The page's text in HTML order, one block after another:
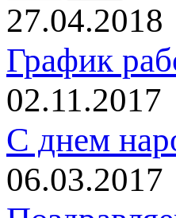
27.04.2018
График
02.11.2017
C днем
06.03.2017